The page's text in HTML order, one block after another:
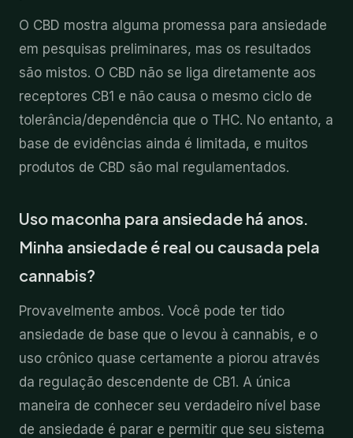
O CBD mostra alguma promessa para ansiedade
em pesquisas preliminares, mas os resultados
são mistos. O CBD não se liga diretamente aos
receptores CB1 e não causa o mesmo ciclo de
tolerância/dependência que o THC. No entanto, a
base de evidências ainda é limitada, e muitos
produtos de CBD são mal regulamentados.
Uso maconha para ansiedade há anos.
Minha ansiedade é real ou causada pela
cannabis?
Provavelmente ambos. Você pode ter tido
ansiedade de base que o levou à cannabis, e o
uso crônico quase certamente a piorou através
da regulação descendente de CB1. A única
maneira de conhecer seu verdadeiro nível base
de ansiedade é parar e permitir que seu sistema